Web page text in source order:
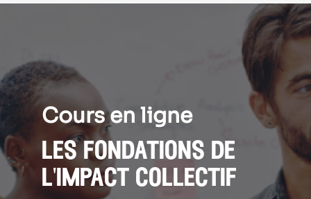
Cours en ligne
les fondations de
l'impact collectif